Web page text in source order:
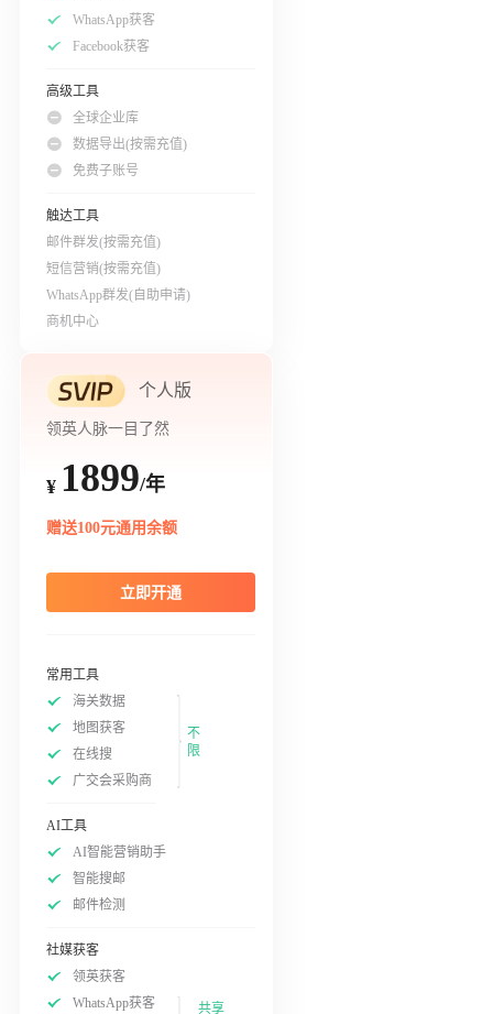
WhatsApp获客
Facebook获客
高级工具
全球企业库
数据导出(按需充值)
免费子账号
触达工具
邮件群发(按需充值)
短信营销(按需充值)
WhatsApp群发(自助申请)
商机中心
个人版
领英人脉一目了然
¥ 1899/年
赠送100元通用余额
立即开通
常用工具
海关数据
地图获客
在线搜
广交会采购商
不
限
AI工具
AI智能营销助手
智能搜邮
邮件检测
社媒获客
领英获客
WhatsApp获客
共享